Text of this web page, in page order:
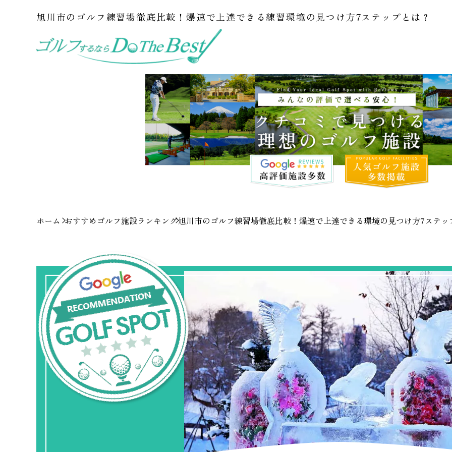
旭川市のゴルフ練習場徹底比較！爆速で上達できる練習環境の見つけ方7ステップとは？
ホーム おすすめゴルフ施設ランキング旭川市のゴルフ練習場徹底比較！爆速で上達できる環境の見つけ方7ステッ